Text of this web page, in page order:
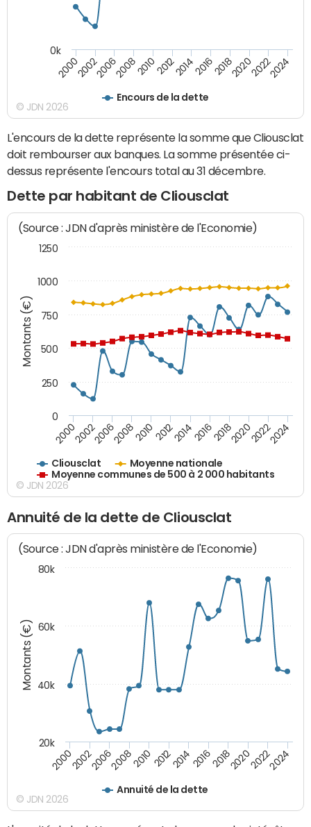
Encours de la dette
200020022006200820102012201420162018202020222024
0k
© JDN 2026
L'encours de la dette représente la somme que Cliousclat
doit rembourser aux banques. La somme présentée ci-
dessus représente l'encours total au 31 décembre.
Dette par habitant de Cliousclat
Montants (€)
(Source : JDN d'après ministère de l'Economie)
Cliousclat
Moyenne nationale
Moyenne communes de 500 à 2 000 habitants
200020022006200820102012201420162018202020222024
0
250
500
750
1000
1250
© JDN 2026
Annuité de la dette de Cliousclat
Montants (€)
(Source : JDN d'après ministère de l'Economie)
Annuité de la dette
20002002200620082010 2012201420162018202020222024
20k
40k
60k
80k
© JDN 2026